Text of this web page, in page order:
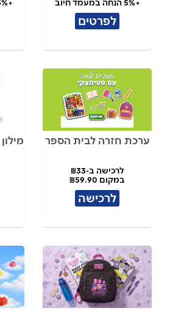
+5% הנחה במעמד חיוב
לפרטים
+5% הנחה במעמד חיוב
ערכת חזרה לבית הספר
לרכישה ב-₪33
במקום ₪59.90
לרכישה